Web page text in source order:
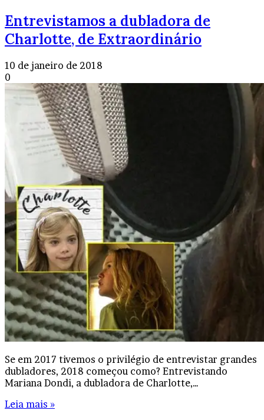
Entrevistamos a dubladora de
Charlotte, de Extraordinário
10 de janeiro de 2018
0
Se em 2017 tivemos o privilégio de entrevistar grandes
dubladores, 2018 começou como? Entrevistando
Mariana Dondi, a dubladora de Charlotte,…
Leia mais »